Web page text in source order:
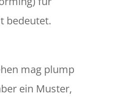
bedeutet.
mag plump
ein Muster,